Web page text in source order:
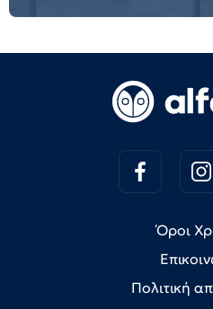
Όροι
Πολιτική